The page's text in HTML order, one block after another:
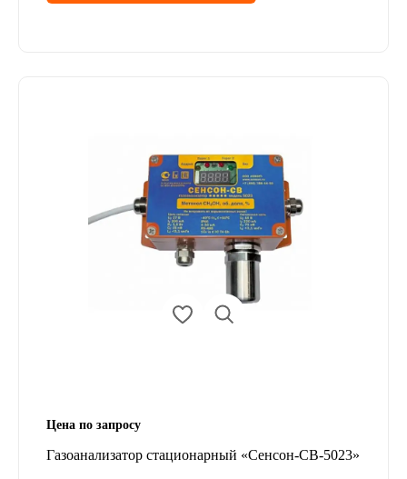
Цена по запросу
Газоанализатор стационарный «Сенсон-СВ-5023»